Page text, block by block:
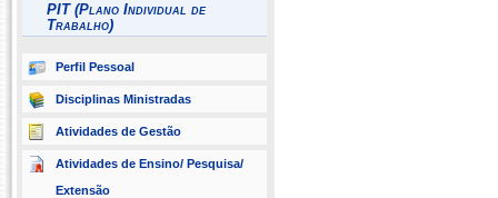
PIT (Plano Individual de
Trabalho)
Perfil Pessoal
Disciplinas Ministradas
Atividades de Gestão
Atividades de Ensino/ Pesquisa/
Extensão